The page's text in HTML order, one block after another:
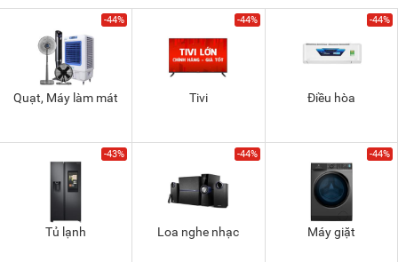
-44%
Quạt, Máy làm mát
-44%
Tivi
-44%
Điều hòa
-43%
Tủ lạnh
-44%
Loa nghe nhạc
-44%
Máy giặt